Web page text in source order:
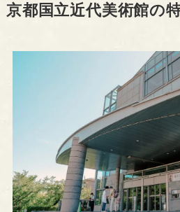
京都国立近代美術館の